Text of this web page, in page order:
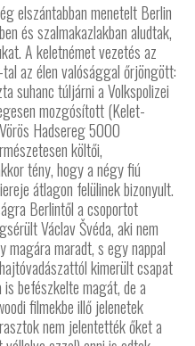
elszántabban menetelt Berlin
és szalmakazlakban aludtak,
A keletnémet vezetés az
az élen valósággal őrjöngött:
suhanc túljárni a Volkspolizei
mozgósított (Kelet-
Hadsereg 5000
költői,
tény, hogy a négy fiú
átlagon felülinek bizonyult.
Berlintől a csoportot
Václav Švéda, aki nem
magára maradt, s egy nappal
kimerült csapat
befészkelte magát, de a
filmekbe illő jelenetek
nem jelentették őket a